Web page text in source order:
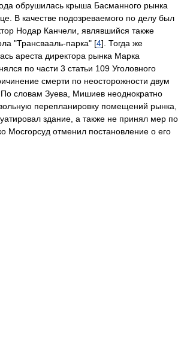
обрушилась крыша Басманного рынка
В качестве подозреваемого по делу был
Нодар Канчели, являвшийся также
"Трансвааль-парка" [4]. Тогда же
ареста директора рынка Марка
по части 3 статьи 109 Уголовного
смерти по неосторожности двум
словам Зуева, Мишиев неоднократно
перепланировку помещений рынка,
здание, а также не принял мер по
Мосгорсуд отменил постановление о его